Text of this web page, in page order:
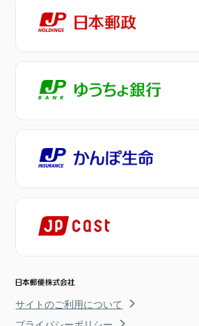
サイトのご利用について